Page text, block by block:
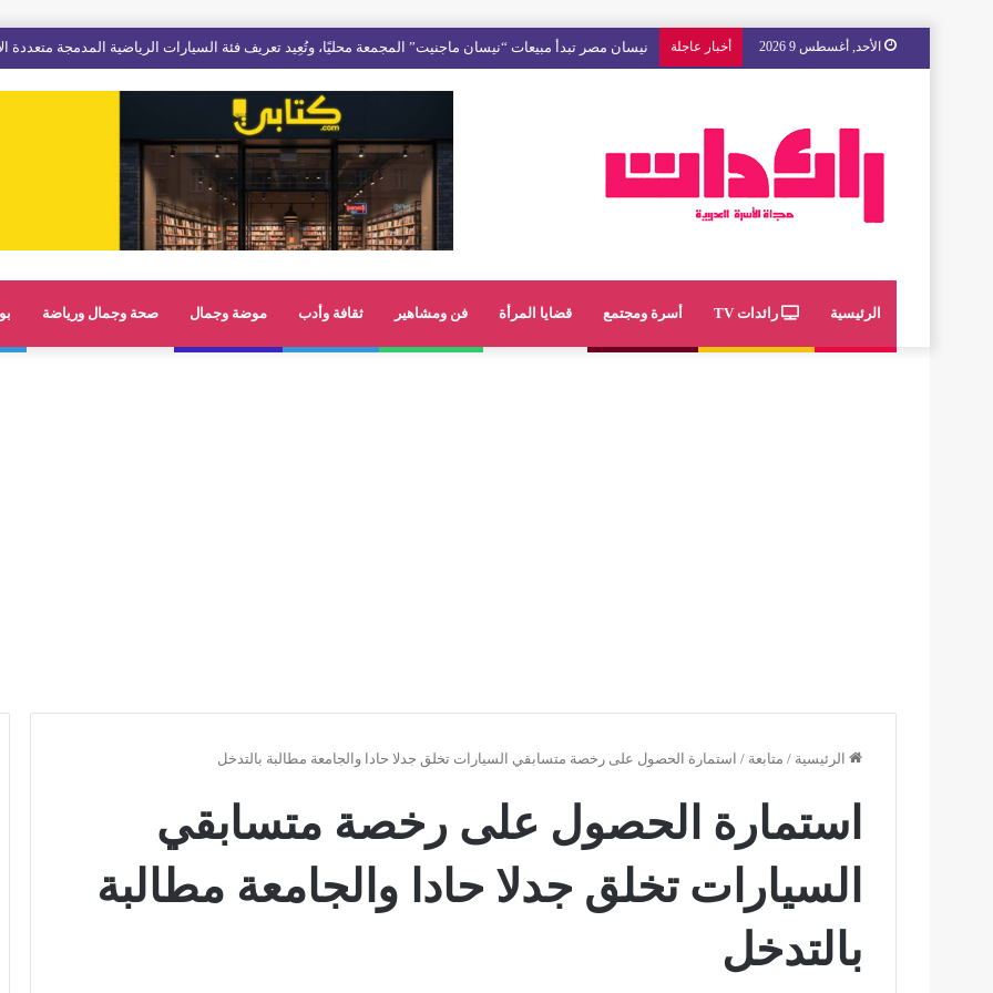
الأحد, أغسطس 9 2026 أخبار عاجلة مع « The Next Ad » ، إنوي يُسند حملته الإعلانية المقبلة إلى الشباب المغربي
الرئيسية رائدات TV أسرة ومجتمع قضايا المرأة فن ومشاهير ثقافة وأدب موضة وجمال صحة وجمال ورياضة
الرئيسية / متابعة / استمارة الحصول على رخصة متسابقي السيارات تخلق جدلا حادا والجامعة مطالبة بالتدخل
استمارة الحصول على رخصة متسابقي
السيارات تخلق جدلا حادا والجامعة مطالبة
بالتدخل